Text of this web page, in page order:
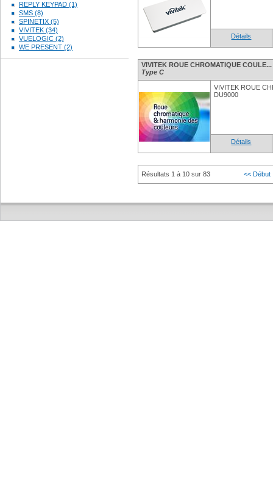
REPLY KEYPAD (1)
SMS (8)
SPINETIX (5)
VIVITEK (34)
VUELOGIC (2)
WE PRESENT (2)
Détails
VIVITEK ROUE CHROMATIQUE COULE...
Type C
VIVITEK ROUE
DU9000
Détails
Résultats 1 à 10 sur 83 << Début